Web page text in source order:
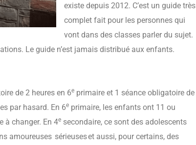
existe depuis 2012. C’est un guide très
complet fait pour les personnes qui
vont dans des classes parler du sujet.
Le guide n’est jamais distribué aux enfants.
de 2 heures en 6e primaire et 1 séance obligatoire de
par hasard. En 6e primaire, les enfants ont 11 ou
à changer. En 4e secondaire, ce sont des adolescents
amoureuses sérieuses et aussi, pour certains, des